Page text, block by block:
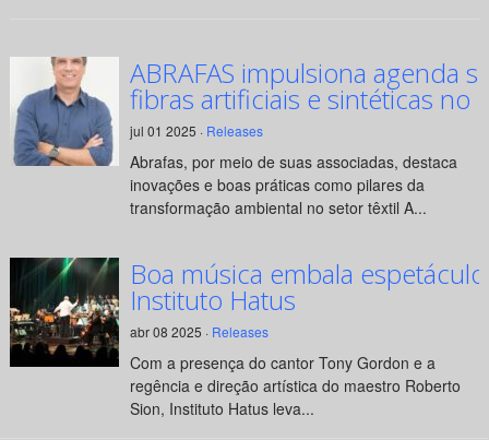
ABRAFAS impulsiona agenda
fibras artificiais e sintéticas no
jul 01 2025 · Releases
Abrafas, por meio de suas associadas, destaca
inovações e boas práticas como pilares da
transformação ambiental no setor têxtil A...
Boa música embala
Instituto Hatus
abr 08 2025 · Releases
Com a presença do cantor Tony Gordon e a
regência e direção artística do maestro Roberto
Sion, Instituto Hatus leva...